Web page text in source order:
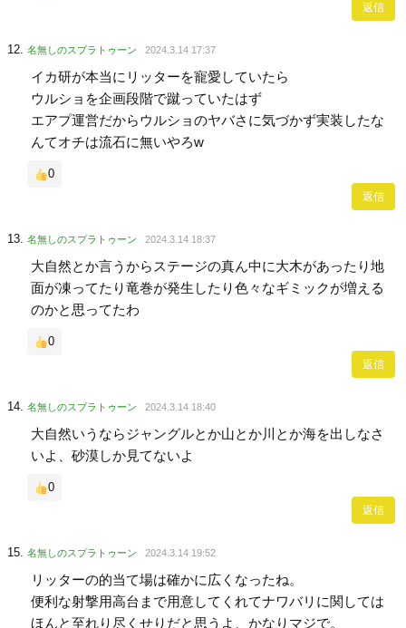
返信
名無しのスプラトゥーン 2024.3.14 17:37
イカ研が本当にリッターを寵愛していたら
ウルショを企画段階で蹴っていたはず
エアプ運営だからウルショのヤバさに気づかず実装したな
んてオチは流石に無いやろw
0
返信
名無しのスプラトゥーン 2024.3.14 18:37
大自然とか言うからステージの真ん中に大木があったり地
面が凍ってたり竜巻が発生したり色々なギミックが増える
のかと思ってたわ
0
返信
名無しのスプラトゥーン 2024.3.14 18:40
大自然いうならジャングルとか山とか川とか海を出しなさ
いよ、砂漠しか見てないよ
0
返信
名無しのスプラトゥーン 2024.3.14 19:52
リッターの的当て場は確かに広くなったね。
便利な射撃用高台まで用意してくれてナワバリに関しては
ほんと至れり尽くせりだと思うよ、かなりマジで。